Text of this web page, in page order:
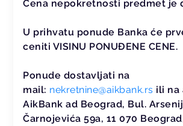
Cena nepokretnosti predmet je
U prihvatu ponude Banka će
ceniti VISINU PONUĐENE CENE.
Ponude dostavljati na
mail: nekretnine@aikbank.rs ili na
AikBank ad Beograd, Bul.
Čarnojevića 59a, 11 070